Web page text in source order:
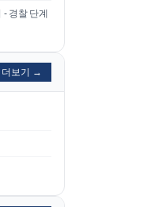
경찰 단계
더보기 →